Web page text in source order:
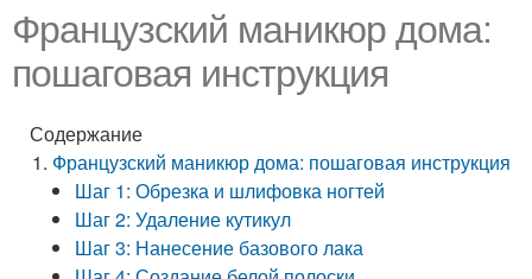
Французский маникюр дома:
пошаговая инструкция
Содержание
Французский маникюр дома: пошаговая инструкция
Шаг 1: Обрезка и шлифовка ногтей
Шаг 2: Удаление кутикул
Шаг 3: Нанесение базового лака